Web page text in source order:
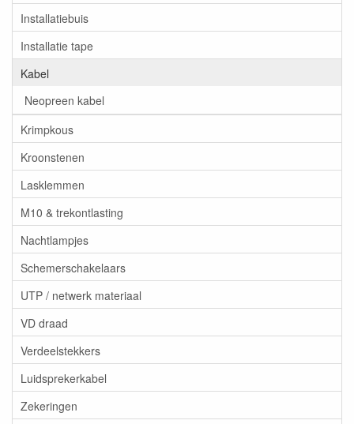
Installatiebuis
Installatie tape
Kabel
Neopreen kabel
Krimpkous
Kroonstenen
Lasklemmen
M10 & trekontlasting
Nachtlampjes
Schemerschakelaars
UTP / netwerk materiaal
VD draad
Verdeelstekkers
Luidsprekerkabel
Zekeringen